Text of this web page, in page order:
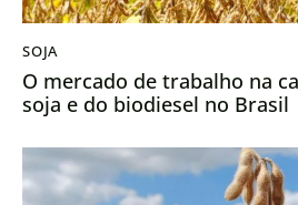
SOJA
O mercado de trabalho na
soja e do biodiesel no Brasil